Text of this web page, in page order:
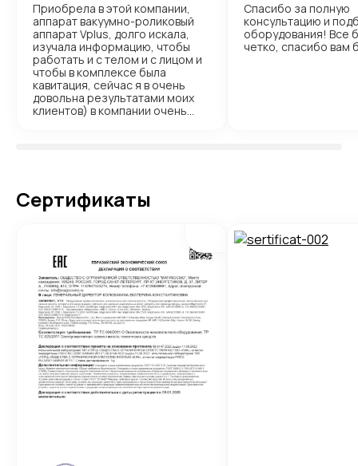
Приобрела в этой компании,
аппарат вакуумно-роликовый
аппарат Vplus, долго искала,
изучала информацию, чтобы
работать и с телом и с лицом и
чтобы в комплексе была
кавитация, сейчас я в очень
довольна результатами моих
клиентов) в компании очень
обращаться только в эту
компанию!
Спасибо за полную
консультацию и
оборудования! Все
четко, спасибо вам
Сертификаты